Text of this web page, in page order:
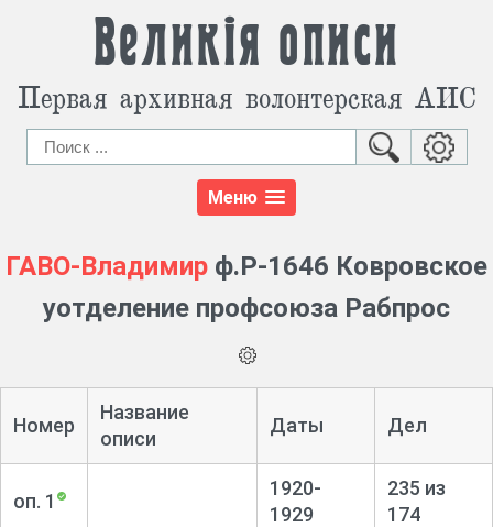
Великія описи
Первая архивная волонтерская АИС
Меню
ГАВО-Владимир ф.Р-1646 Ковровское
уотделение профсоюза Рабпрос
Номер
Название
описи
Даты Дел
оп. 1
1920-
1929
235 из
174